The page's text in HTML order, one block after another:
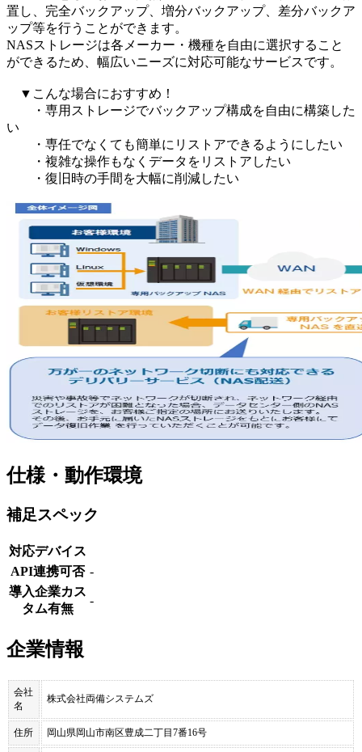
置し、完全バックアップ、増分バックアップ、差分バックア
ップ等を行うことができます。
NASストレージは各メーカー・機種を自由に選択すること
ができるため、幅広いニーズに対応可能なサービスです。
▼こんな場合におすすめ！
・専用ストレージでバックアップ構成を自由に構築した
い
・専任でなくても簡単にリストアできるようにしたい
・複雑な操作もなくデータをリストアしたい
・復旧時の手間を大幅に削減したい
仕様・動作環境
補足スペック
対応デバイス
API連携可否 -
導入企業カス
タム有無
-
企業情報
会社
名
株式会社両備システムズ
住所 岡山県岡山市南区豊成二丁目7番16号